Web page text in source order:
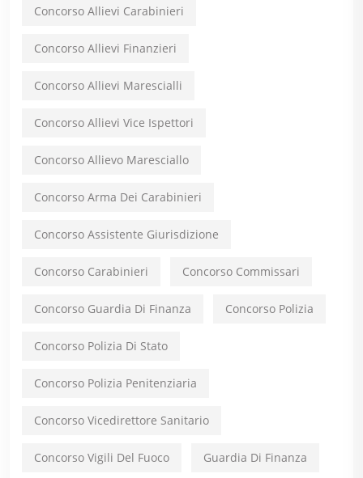
Concorso Allievi Carabinieri
Concorso Allievi Finanzieri
Concorso Allievi Marescialli
Concorso Allievi Vice Ispettori
Concorso Allievo Maresciallo
Concorso Arma Dei Carabinieri
Concorso Assistente Giurisdizione
Concorso Carabinieri Concorso Commissari
Concorso Guardia Di Finanza Concorso Polizia
Concorso Polizia Di Stato
Concorso Polizia Penitenziaria
Concorso Vicedirettore Sanitario
Concorso Vigili Del Fuoco Guardia Di Finanza